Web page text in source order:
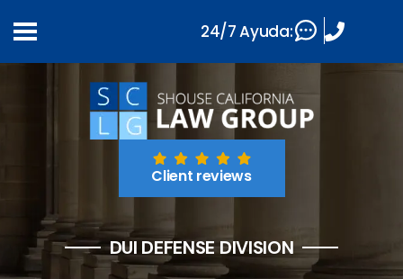
Client reviews
DUI DEFENSE DIVISION
24/7 Ayuda: